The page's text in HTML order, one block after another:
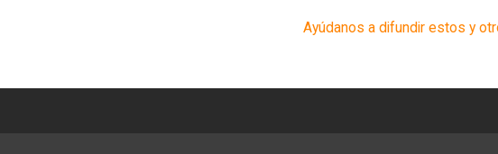
Ayúdanos a difundir estos y